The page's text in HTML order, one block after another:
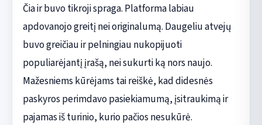
Čia ir buvo tikroji spraga. Platforma labiau
apdovanojo greitį nei originalumą. Daugeliu atvejų
buvo greičiau ir pelningiau nukopijuoti
populiarėjantį įrašą, nei sukurti ką nors naujo.
Mažesniems kūrėjams tai reiškė, kad didesnės
paskyros perimdavo pasiekiamumą, įsitraukimą ir
pajamas iš turinio, kurio pačios nesukūrė.